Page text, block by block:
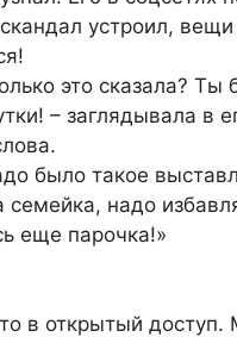
устроил,
это сказала? Ты
– заглядывала в
было такое
семейка, надо
еще парочка!»
в открытый доступ.